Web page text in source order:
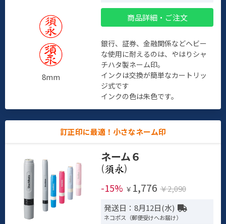
8mm
商品詳細・ご注文
銀行、証券、金融関係などヘビー
な使用に耐えるのは、やはりシャ
チハタ製ネーム印。
インクは交換が簡単なカートリッ
ジ式です
インクの色は朱色です。
訂正印に最適！小さなネーム印
ネーム６
(
)
-15% ￥ 1,776 ￥2,090
発送日：8月12日(水)
ネコポス（郵便受けへお届け）